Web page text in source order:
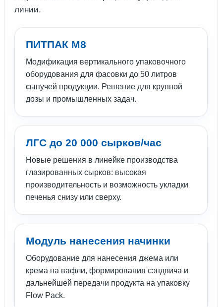
линии.
ПИТПАК М8
Модификация вертикального упаковочного
оборудования для фасовки до 50 литров
сыпучей продукции. Решение для крупной
дозы и промышленных задач.
ЛГС до 20 000 сырков/час
Новые решения в линейке производства
глазированных сырков: высокая
производительность и возможность укладки
печенья снизу или сверху.
Модуль нанесения начинки
Оборудование для нанесения джема или
крема на вафли, формирования сэндвича и
дальнейшей передачи продукта на упаковку
Flow Pack.